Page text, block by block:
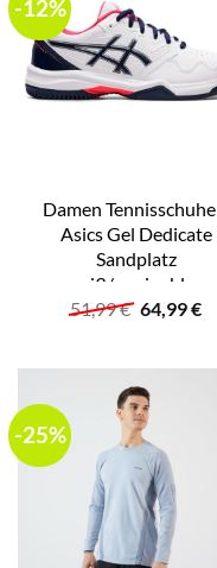
-12%
Damen
Asics Gel Dedicate
Sandplatz
weiß/marineblau
51,99€
Preis
51,99 €
64,99€
-25%